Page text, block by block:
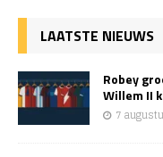
LAATSTE NIEUWS
Robey
Willem II
7